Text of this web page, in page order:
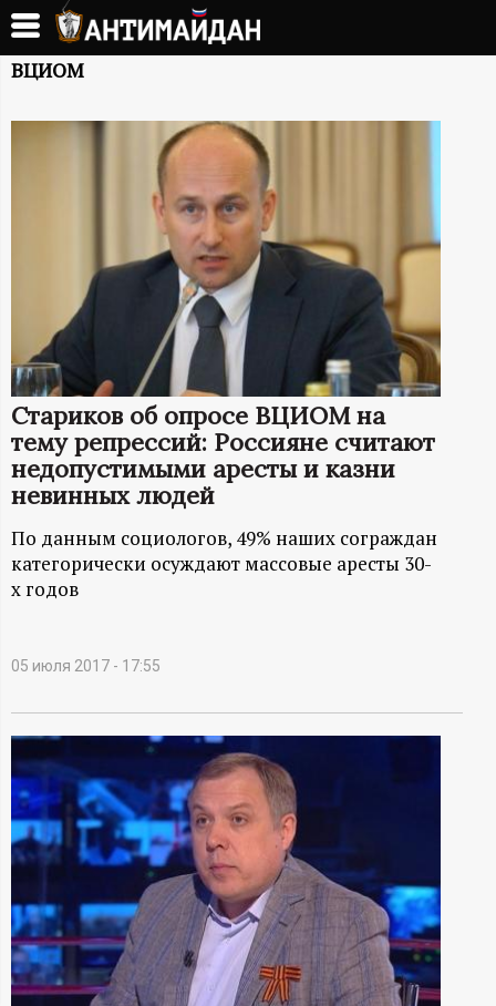
Перейти
основному
А
Н
Й
Д
А
Н
-
и
н
ф
о
р
м
а
ВЦИОМ
Стариков об опросе ВЦИОМ на
тему репрессий: Россияне считают
недопустимыми аресты и казни
невинных людей
По данным социологов, 49% наших сограждан
категорически осуждают массовые аресты 30-
х годов
05 июля 2017 - 17:55